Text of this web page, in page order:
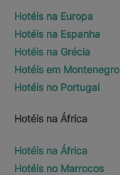
Hotéis na Europa
Hotéis na Espanha
Hotéis na Grécia
Hotéis em Montenegro
Hotéis no Portugal
Hotéis na África
Hotéis na África
Hotéis no Marrocos